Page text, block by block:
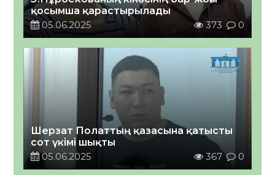
қосымша қарастырылады
05.06.2025
373 0
Шерзат Полаттың қазасына қатысты
сот үкімі шықты
05.06.2025
367 0